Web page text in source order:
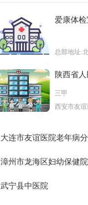
爱康体检
陕西省
三甲
西安市友
大连市友谊医院老年病
漳州市龙海区妇幼保健院
武宁县中医院